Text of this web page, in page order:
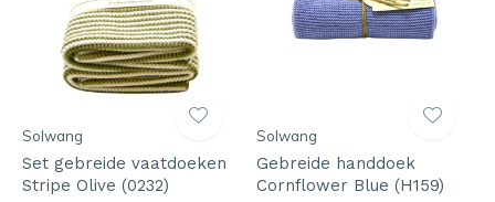
Solwang
Set gebreide vaatdoeken
Stripe Olive (0232)
Solwang
Gebreide handdoek
Cornflower Blue (H159)